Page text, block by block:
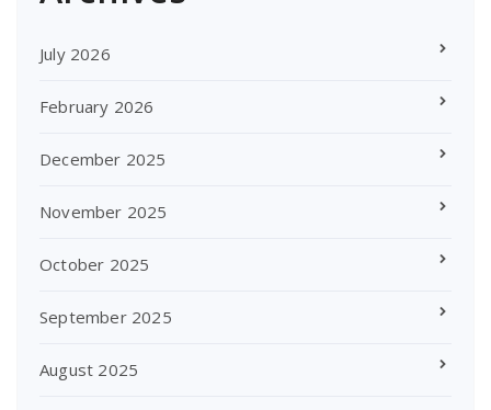
July 2026
February 2026
December 2025
November 2025
October 2025
September 2025
August 2025